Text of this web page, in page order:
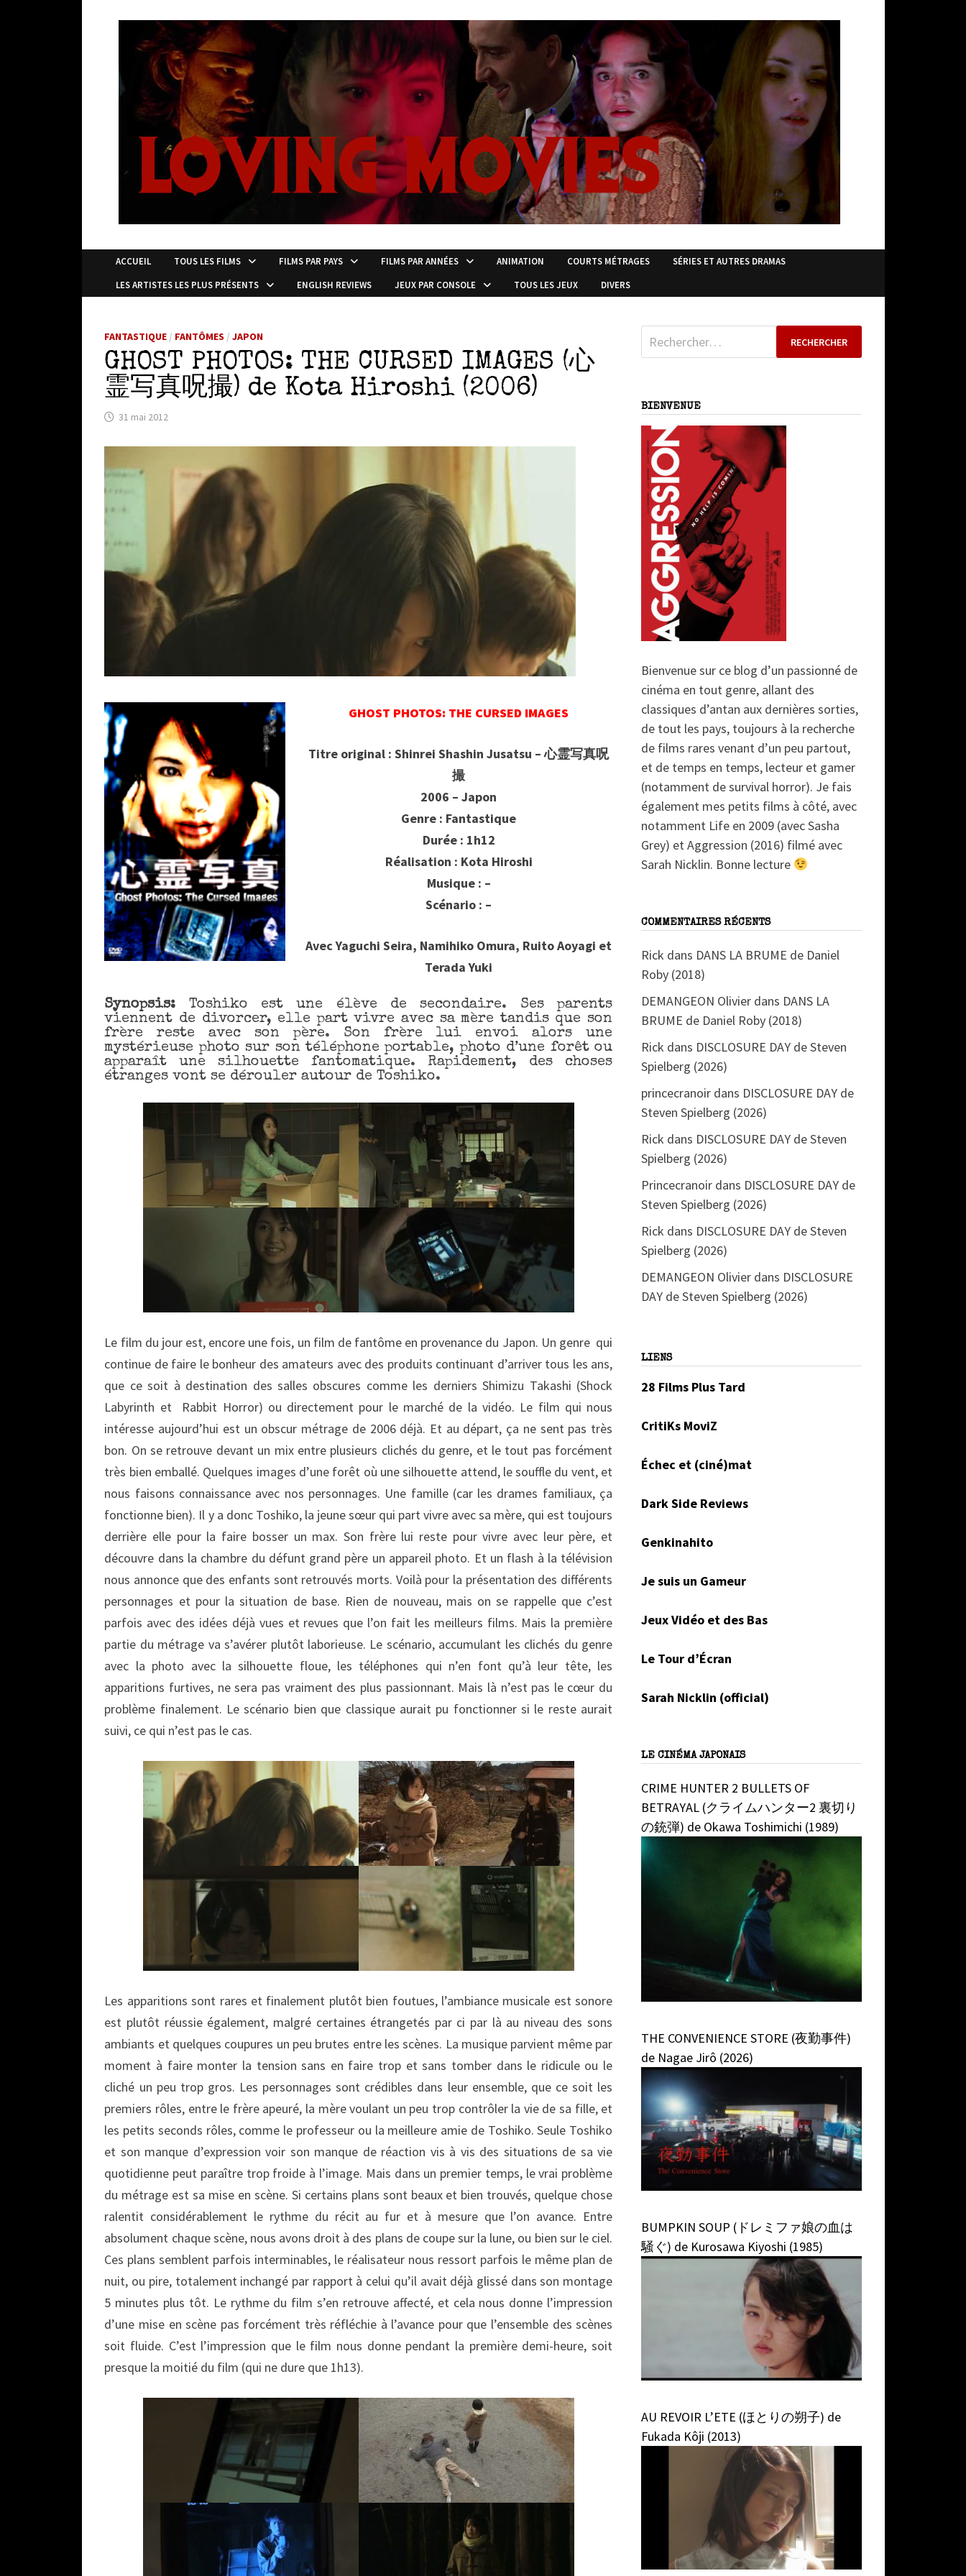
ACCUEIL TOUS LES FILMS FILMS PAR PAYS FILMS PAR ANNÉES ANIMATION COURTS MÉTRAGES
SÉRIES ET AUTRES DRAMAS
LES ARTISTES LES PLUS PRÉSENTS
ENGLISH REVIEWS JEUX PAR CONSOLE TOUS LES JEUX DIVERS
FANTASTIQUE / FANTÔMES /JAPON
GHOST PHOTOS: THE CURSED IMAGES (心
霊写真呪撮) de Kota Hiroshi (2006)
31 mai 2012
GHOST PHOTOS: THE CURSED IMAGES
Titre original : Shinrei Shashin Jusatsu – 心霊写真呪
撮
2006 – Japon
Genre : Fantastique
Durée : 1h12
Réalisation : Kota Hiroshi
Musique : –
Scénario : –
Avec Yaguchi Seira, Namihiko Omura, Ruito Aoyagi et
Terada Yuki
Synopsis: Toshiko est une élève de secondaire. Ses parents
viennent de divorcer, elle part vivre avec sa mère tandis que son
frère reste avec son père. Son frère lui envoi alors une
mystérieuse photo sur son téléphone portable, photo d’une forêt ou
apparaît une silhouette fantomatique. Rapidement, des choses
étranges vont se dérouler autour de Toshiko.
Le film du jour est, encore une fois, un film de fantôme en provenance du Japon. Un genre qui
continue de faire le bonheur des amateurs avec des produits continuant d’arriver tous les ans,
que ce soit à destination des salles obscures comme les derniers Shimizu Takashi (Shock
Labyrinth et Rabbit Horror) ou directement pour le marché de la vidéo. Le film qui nous
intéresse aujourd’hui est un obscur métrage de 2006 déjà. Et au départ, ça ne sent pas très
bon. On se retrouve devant un mix entre plusieurs clichés du genre, et le tout pas forcément
très bien emballé. Quelques images d’une forêt où une silhouette attend, le souffle du vent, et
nous faisons connaissance avec nos personnages. Une famille (car les drames familiaux, ça
fonctionne bien). Il y a donc Toshiko, la jeune sœur qui part vivre avec sa mère, qui est toujours
derrière elle pour la faire bosser un max. Son frère lui reste pour vivre avec leur père, et
découvre dans la chambre du défunt grand père un appareil photo. Et un flash à la télévision
nous annonce que des enfants sont retrouvés morts. Voilà pour la présentation des différents
personnages et pour la situation de base. Rien de nouveau, mais on se rappelle que c’est
parfois avec des idées déjà vues et revues que l’on fait les meilleurs films. Mais la première
partie du métrage va s’avérer plutôt laborieuse. Le scénario, accumulant les clichés du genre
avec la photo avec la silhouette floue, les téléphones qui n’en font qu’à leur tête, les
apparitions furtives, ne sera pas vraiment des plus passionnant. Mais là n’est pas le cœur du
problème finalement. Le scénario bien que classique aurait pu fonctionner si le reste aurait
suivi, ce qui n’est pas le cas.
Les apparitions sont rares et finalement plutôt bien foutues, l’ambiance musicale est sonore
est plutôt réussie également, malgré certaines étrangetés par ci par là au niveau des sons
ambiants et quelques coupures un peu brutes entre les scènes. La musique parvient même par
moment à faire monter la tension sans en faire trop et sans tomber dans le ridicule ou le
cliché un peu trop gros. Les personnages sont crédibles dans leur ensemble, que ce soit les
premiers rôles, entre le frère apeuré, la mère voulant un peu trop contrôler la vie de sa fille, et
les petits seconds rôles, comme le professeur ou la meilleure amie de Toshiko. Seule Toshiko
et son manque d’expression voir son manque de réaction vis à vis des situations de sa vie
quotidienne peut paraître trop froide à l’image. Mais dans un premier temps, le vrai problème
du métrage est sa mise en scène. Si certains plans sont beaux et bien trouvés, quelque chose
ralentit considérablement le rythme du récit au fur et à mesure que l’on avance. Entre
absolument chaque scène, nous avons droit à des plans de coupe sur la lune, ou bien sur le ciel.
Ces plans semblent parfois interminables, le réalisateur nous ressort parfois le même plan de
nuit, ou pire, totalement inchangé par rapport à celui qu’il avait déjà glissé dans son montage
5 minutes plus tôt. Le rythme du film s’en retrouve affecté, et cela nous donne l’impression
d’une mise en scène pas forcément très réfléchie à l’avance pour que l’ensemble des scènes
soit fluide. C’est l’impression que le film nous donne pendant la première demi-heure, soit
presque la moitié du film (qui ne dure que 1h13).
Rechercher :
BIENVENUE
Bienvenue sur ce blog d’un passionné de
cinéma en tout genre, allant des
classiques d’antan aux dernières sorties,
de tout les pays, toujours à la recherche
de films rares venant d’un peu partout,
et de temps en temps, lecteur et gamer
(notamment de survival horror). Je fais
également mes petits films à côté, avec
notamment Life en 2009 (avec Sasha
Grey) et Aggression (2016) filmé avec
Sarah Nicklin. Bonne lecture
COMMENTAIRES RÉCENTS
Rick dans DANS LA BRUME de Daniel
Roby (2018)
DEMANGEON Olivier dans DANS LA
BRUME de Daniel Roby (2018)
Rick dans DISCLOSURE DAY de Steven
Spielberg (2026)
princecranoir dans DISCLOSURE DAY de
Steven Spielberg (2026)
Rick dans DISCLOSURE DAY de Steven
Spielberg (2026)
Princecranoir dans DISCLOSURE DAY de
Steven Spielberg (2026)
Rick dans DISCLOSURE DAY de Steven
Spielberg (2026)
DEMANGEON Olivier dans DISCLOSURE
DAY de Steven Spielberg (2026)
LIENS
28 Films Plus Tard
CritiKs MoviZ
Échec et (ciné)mat
Dark Side Reviews
Genkinahito
Je suis un Gameur
Jeux Vidéo et des Bas
Le Tour d’Écran
Sarah Nicklin (official)
LE CINÉMA JAPONAIS
CRIME HUNTER 2 BULLETS OF
BETRAYAL (クライムハンター2 裏切り
の銃弾) de Okawa Toshimichi (1989)
THE CONVENIENCE STORE (夜勤事件)
de Nagae Jirô (2026)
BUMPKIN SOUP (ドレミファ娘の血は
騒ぐ) de Kurosawa Kiyoshi (1985)
AU REVOIR L’ETE (ほとりの朔子) de
Fukada Kôji (2013)